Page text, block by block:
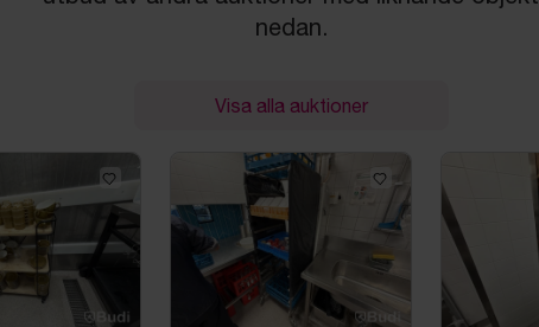
nedan.
Visa alla auktioner